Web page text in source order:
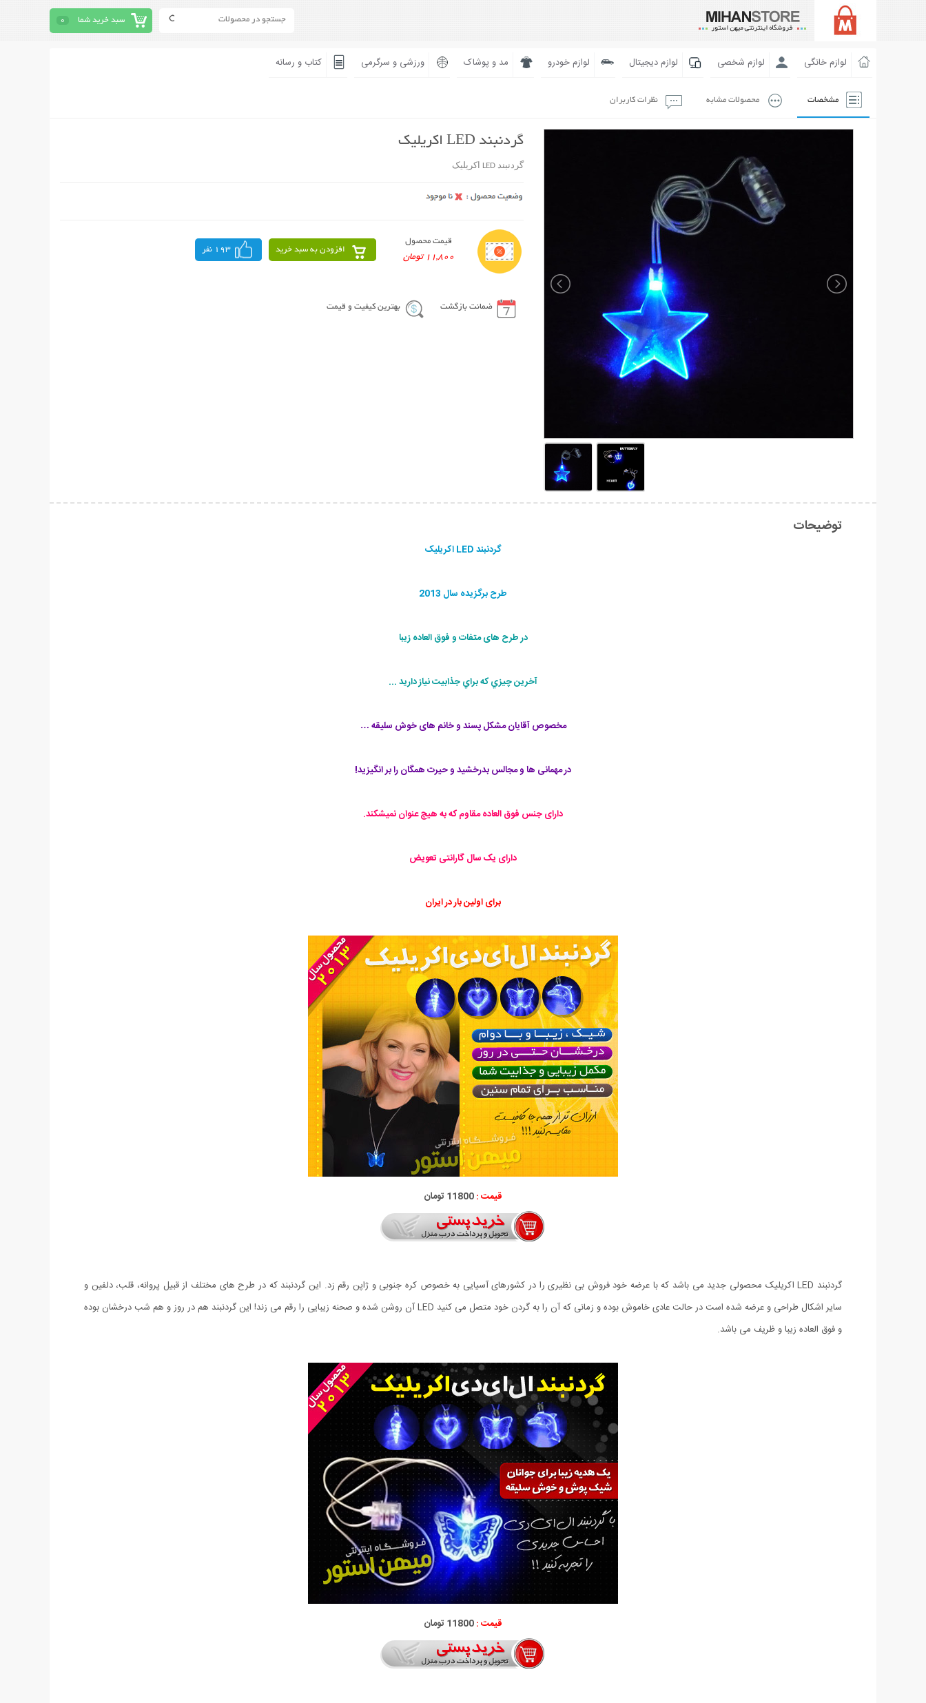
سبد خرید شما 0
لوازم خانگی لوازم شخصی لوازم دیجیتال لوازم خودرو مد و پوشاک ورزشی و سرگرمی کتاب و رسانه
مشخصات محصولات مشابه نظرات کاربران
گردنبند LED اکریلیک
گردنبند LED اکریلیک
قیمت محصول
11,800 تومان
افزودن به سبد خرید 193 نفر
ضمانت بازگشت بهترین کیفیت و قیمت
توضیحات
گردنبند LED اکریلیک
طرح برگزیده سال 2013
در طرح های متفات و فوق العاده زیبا
آخرين چيزي كه براي جذابيت نياز داريد ...
مخصوص آقایان مشکل پسند و خانم های خوش سلیقه …
در مهمانی ها و مجالس بدرخشید و حیرت همگان را بر انگیزید!
دارای جنس فوق العاده مقاوم که به هیچ عنوان نمیشکند.
دارای یک سال گارانتی تعویض
برای اولین بار در ایران
قیمت :11800 تومان
گردنبند LED اکریلیک محصولی جدید می باشد که با عرضه خود فروش بی نظیری را در کشورهای آسیایی به خصوص کره جنوبی و ژاپن رقم زد. این گردنبند که در طرح های مختلف از قبیل پروانه، قلب، دلفین و
سایر اشکال طراحی و عرضه شده است در حالت عادی خاموش بوده و زمانی که آن را به گردن خود متصل می کنید LED آن روشن شده و صحنه زیبایی را رقم می زند! این گردنبند هم در روز و هم شب درخشان بوده
و فوق العاده زیبا و ظریف می باشد.
قیمت :11800 تومان